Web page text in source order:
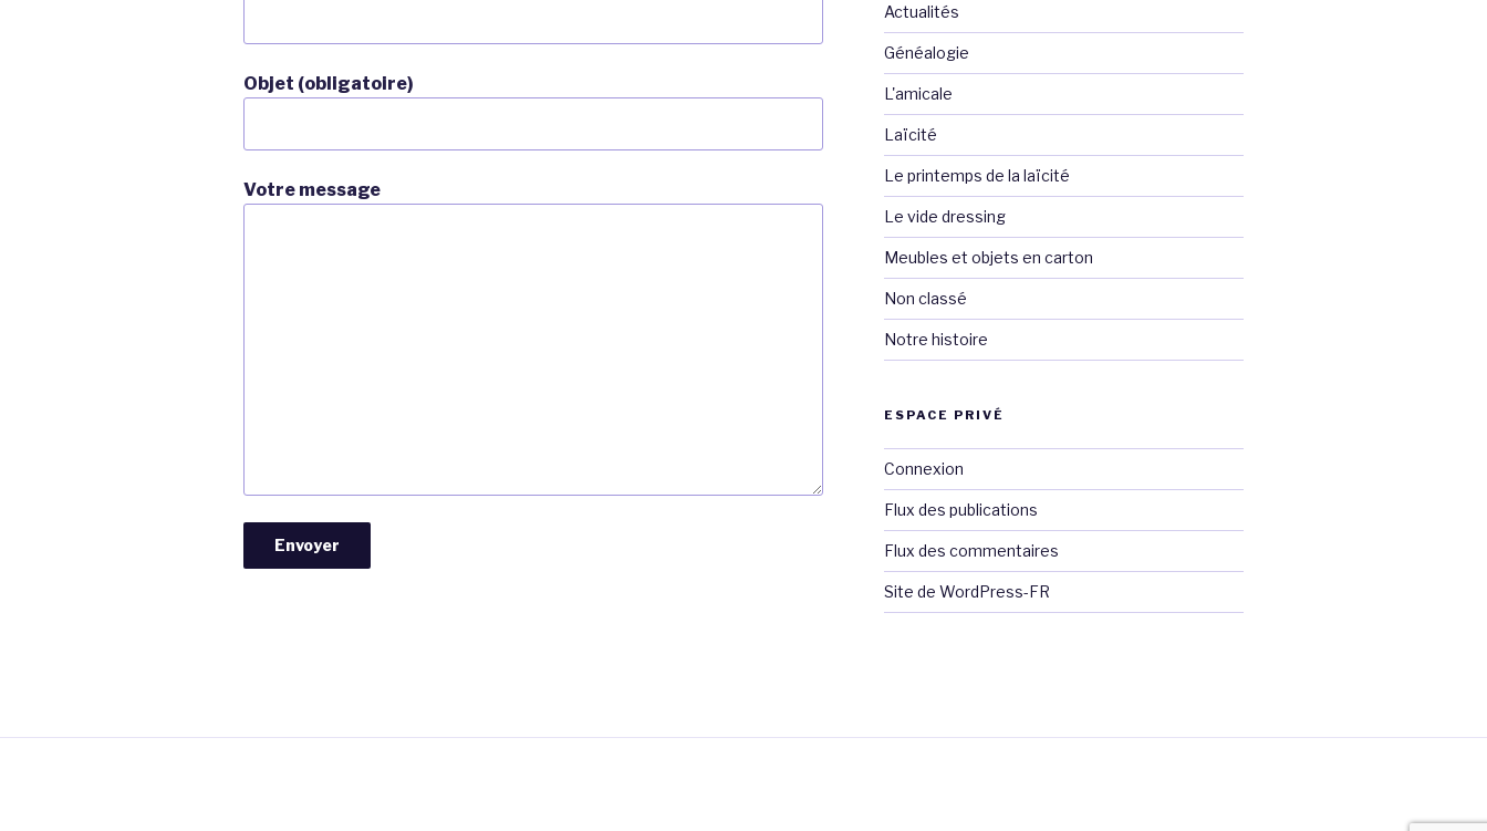
Objet (obligatoire)
Votre message
Actualités
Généalogie
L'amicale
Laïcité
Le printemps de la laïcité
Le vide dressing
Meubles et objets en carton
Non classé
Notre histoire
ESPACE PRIVÉ
Connexion
Flux des publications
Flux des commentaires
Site de WordPress-FR